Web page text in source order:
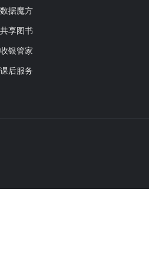
数据魔方
共享图书
收银管家
课后服务